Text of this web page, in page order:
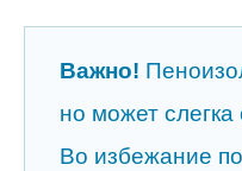
Важно!
но может
Во избежание